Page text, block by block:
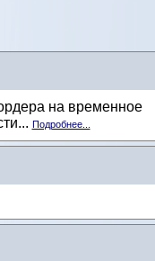
на временное
Подробнее...